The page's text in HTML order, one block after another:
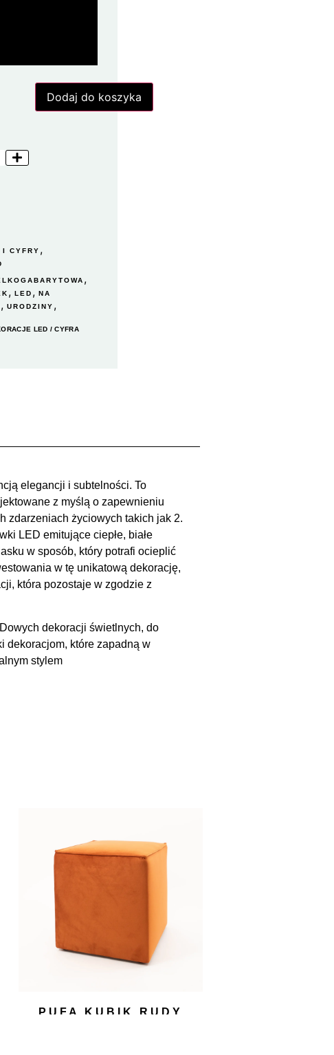
Dodaj do koszyka
CYFRY ,
,
, LED , NA
, URODZINY ,
LED / CYFRA
elegancji i subtelności. To
z myślą o zapewnieniu
zdarzeniach życiowych takich jak 2.
LED emitujące ciepłe, białe
w sposób, który potrafi ocieplić
w tę unikatową dekorację,
która pozostaje w zgodzie z
dekoracji świetlnych, do
dekoracjom, które zapadną w
stylem
PUFA KUBIK RUDY